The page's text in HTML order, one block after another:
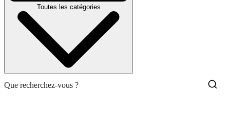
Toutes les catégories